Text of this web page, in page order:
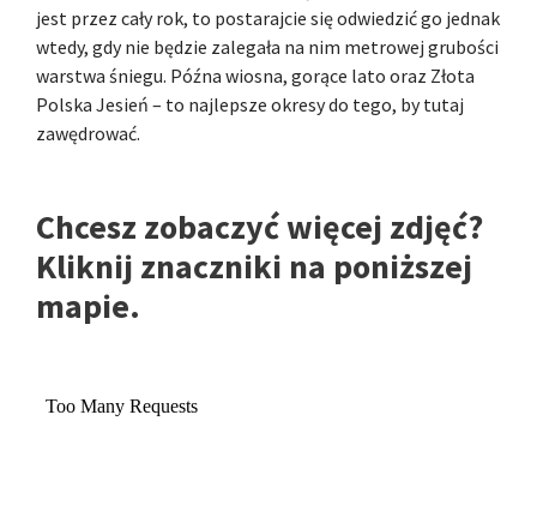
jest przez cały rok, to postarajcie się odwiedzić go jednak
wtedy, gdy nie będzie zalegała na nim metrowej grubości
warstwa śniegu. Późna wiosna, gorące lato oraz Złota
Polska Jesień – to najlepsze okresy do tego, by tutaj
zawędrować.
Chcesz zobaczyć więcej zdjęć?
Kliknij znaczniki na poniższej
mapie.